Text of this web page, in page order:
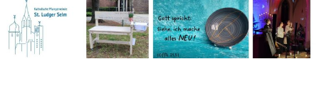
Inhalt
springen